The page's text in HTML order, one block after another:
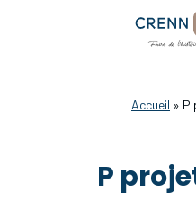
Accueil » P
P